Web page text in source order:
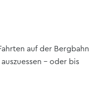
auf der Bergbahn
- oder bis